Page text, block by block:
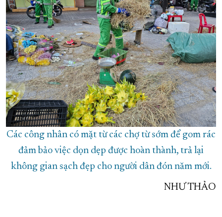
Các công nhân có mặt từ các chợ từ sớm để gom rác
đảm bảo việc dọn dẹp được hoàn thành, trả lại
không gian sạch đẹp cho người dân đón năm mới.
NHƯ THẢO